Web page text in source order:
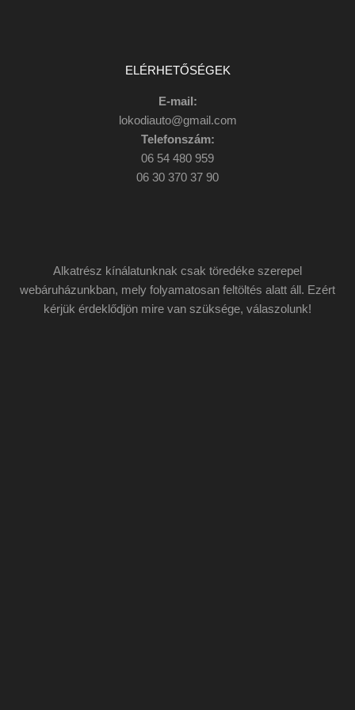
ELÉRHETŐSÉGEK
E-mail:
lokodiauto@gmail.com
Telefonszám:
06 54 480 959
06 30 370 37 90
Alkatrész kínálatunknak csak töredéke szerepel
webáruházunkban, mely folyamatosan feltöltés alatt áll. Ezért
kérjük érdeklődjön mire van szüksége, válaszolunk!